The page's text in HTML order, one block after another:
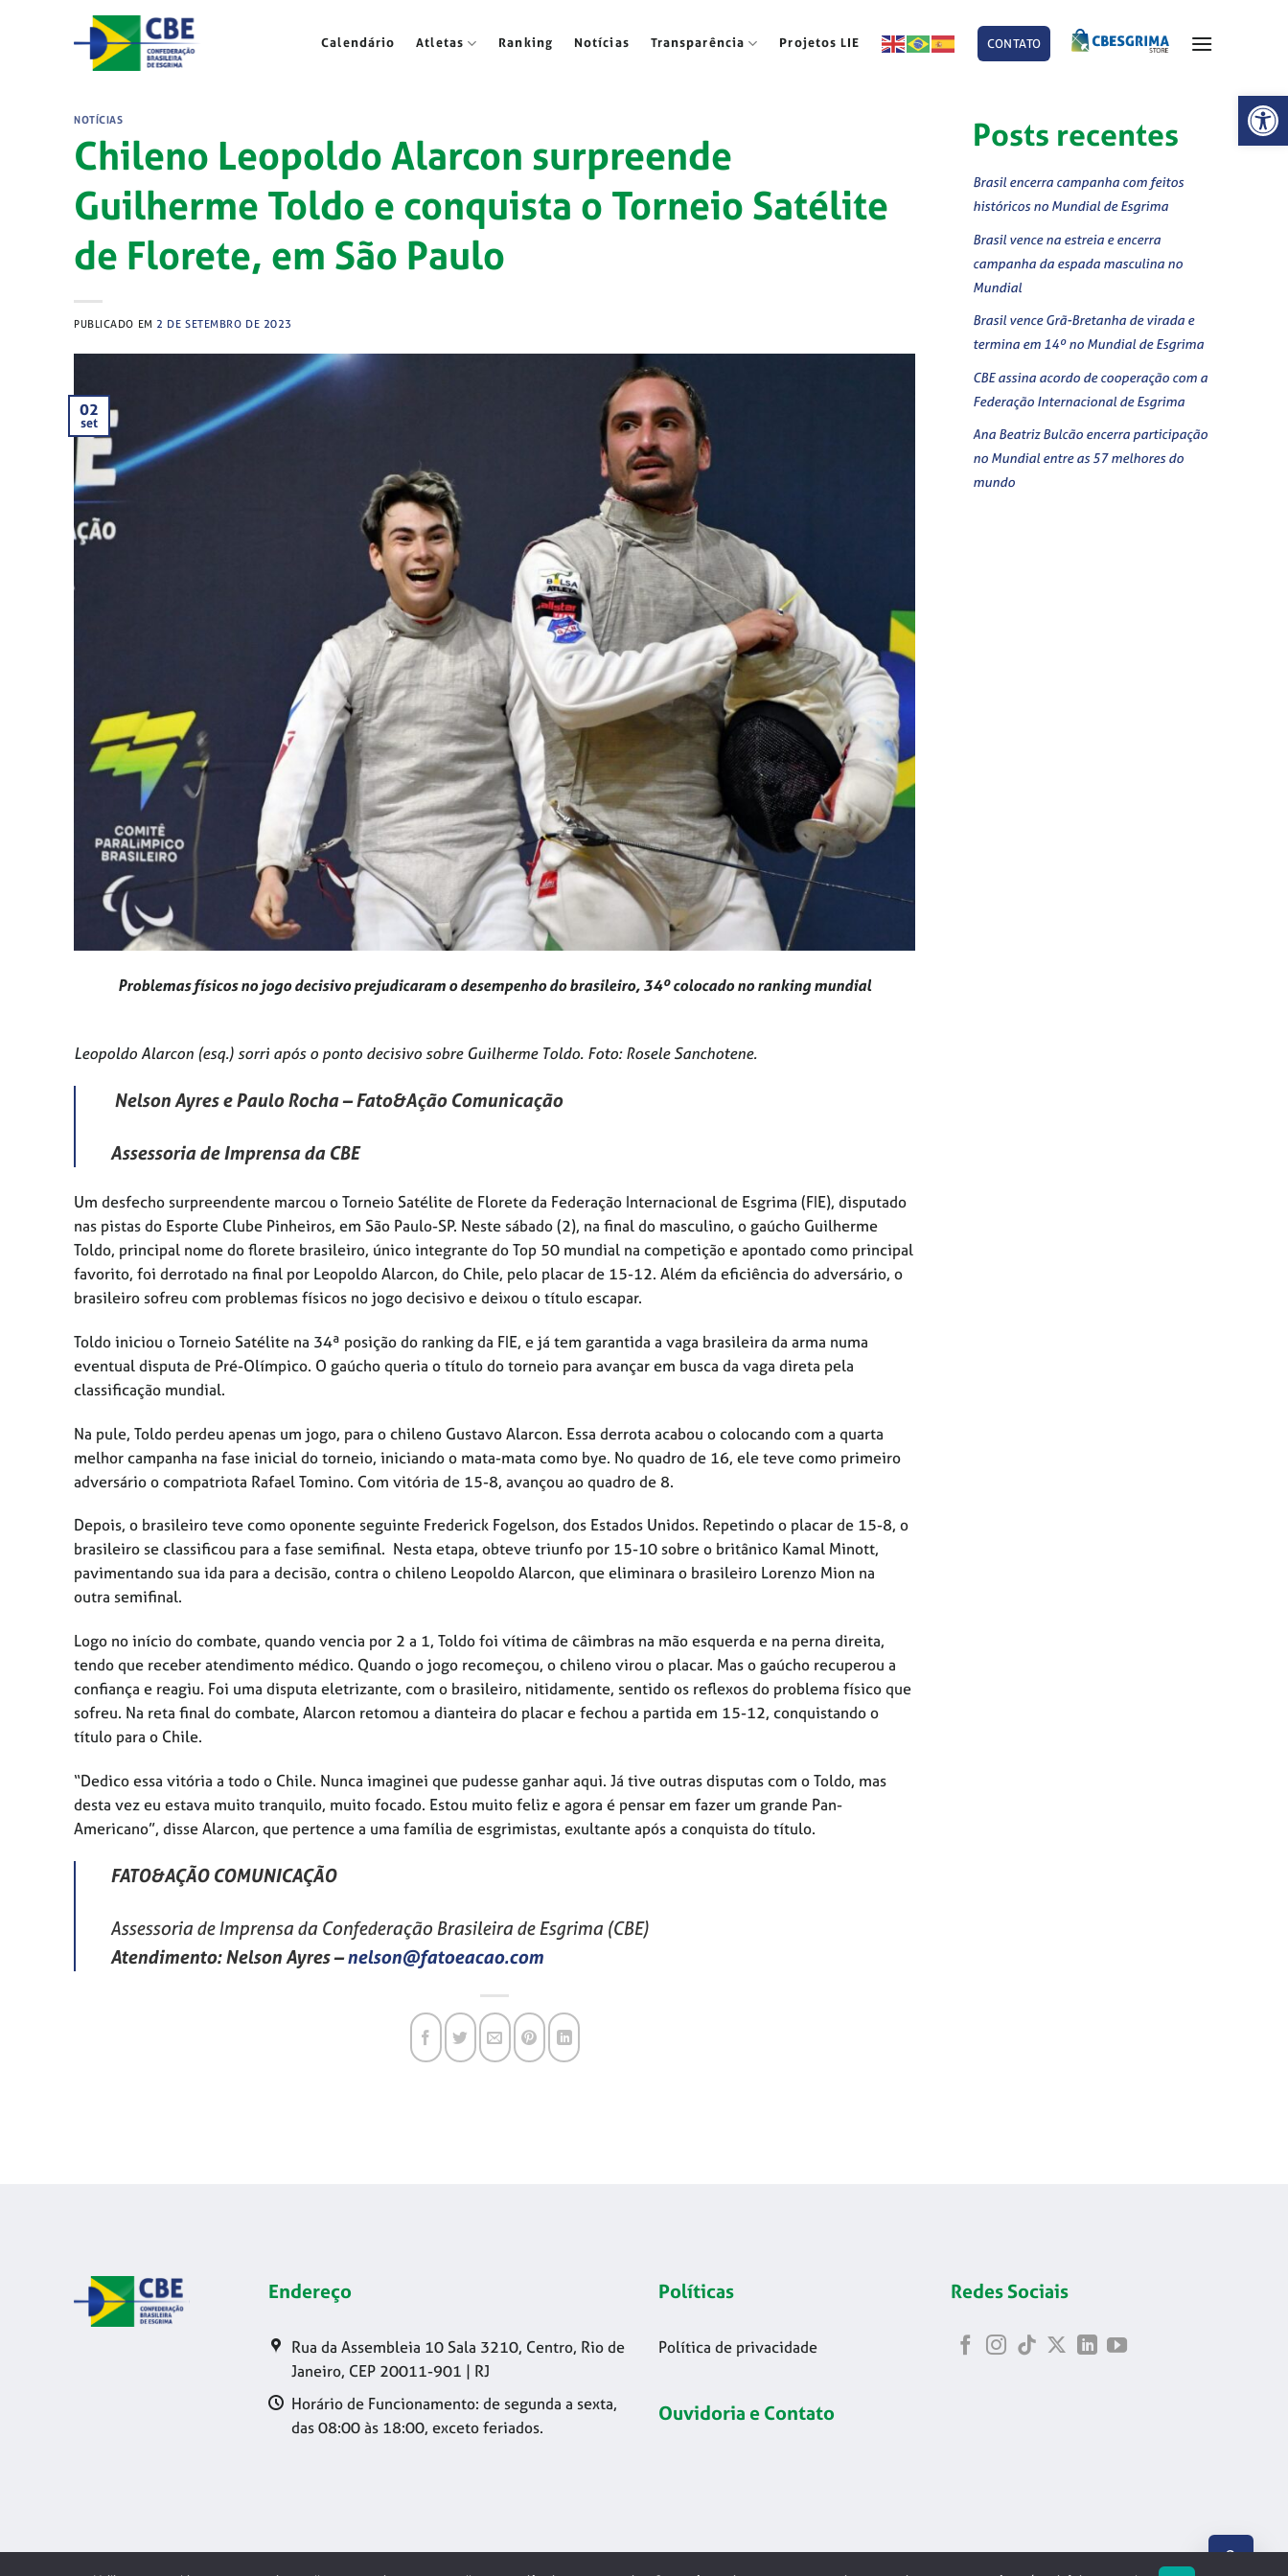
Abrir
Calendário Atletas Ranking Notícias Transparência Projetos LIE CONTATO
NOTÍCIAS
Chileno Leopoldo Alarcon surpreende
Guilherme Toldo e conquista o Torneio Satélite
de Florete, em São Paulo
PUBLICADO EM 2 DE SETEMBRO DE 2023
02
set
Problemas físicos no jogo decisivo prejudicaram o desempenho do brasileiro, 34º colocado no ranking mundial
Leopoldo Alarcon (esq.) sorri após o ponto decisivo sobre Guilherme Toldo. Foto: Rosele Sanchotene.
Nelson Ayres e Paulo Rocha – Fato&Ação Comunicação
Assessoria de Imprensa da CBE
Um desfecho surpreendente marcou o Torneio Satélite de Florete da Federação Internacional de Esgrima (FIE), disputado
nas pistas do Esporte Clube Pinheiros, em São Paulo-SP. Neste sábado (2), na final do masculino, o gaúcho Guilherme
Toldo, principal nome do florete brasileiro, único integrante do Top 50 mundial na competição e apontado como principal
favorito, foi derrotado na final por Leopoldo Alarcon, do Chile, pelo placar de 15-12. Além da eficiência do adversário, o
brasileiro sofreu com problemas físicos no jogo decisivo e deixou o título escapar.
Toldo iniciou o Torneio Satélite na 34ª posição do ranking da FIE, e já tem garantida a vaga brasileira da arma numa
eventual disputa de Pré-Olímpico. O gaúcho queria o título do torneio para avançar em busca da vaga direta pela
classificação mundial.
Na pule, Toldo perdeu apenas um jogo, para o chileno Gustavo Alarcon. Essa derrota acabou o colocando com a quarta
melhor campanha na fase inicial do torneio, iniciando o mata-mata como bye. No quadro de 16, ele teve como primeiro
adversário o compatriota Rafael Tomino. Com vitória de 15-8, avançou ao quadro de 8.
Depois, o brasileiro teve como oponente seguinte Frederick Fogelson, dos Estados Unidos. Repetindo o placar de 15-8, o
brasileiro se classificou para a fase semifinal. Nesta etapa, obteve triunfo por 15-10 sobre o britânico Kamal Minott,
pavimentando sua ida para a decisão, contra o chileno Leopoldo Alarcon, que eliminara o brasileiro Lorenzo Mion na
outra semifinal.
Logo no início do combate, quando vencia por 2 a 1, Toldo foi vítima de câimbras na mão esquerda e na perna direita,
tendo que receber atendimento médico. Quando o jogo recomeçou, o chileno virou o placar. Mas o gaúcho recuperou a
confiança e reagiu. Foi uma disputa eletrizante, com o brasileiro, nitidamente, sentido os reflexos do problema físico que
sofreu. Na reta final do combate, Alarcon retomou a dianteira do placar e fechou a partida em 15-12, conquistando o
título para o Chile.
“Dedico essa vitória a todo o Chile. Nunca imaginei que pudesse ganhar aqui. Já tive outras disputas com o Toldo, mas
desta vez eu estava muito tranquilo, muito focado. Estou muito feliz e agora é pensar em fazer um grande Pan-
Americano”, disse Alarcon, que pertence a uma família de esgrimistas, exultante após a conquista do título.
FATO&AÇÃO COMUNICAÇÃO
Assessoria de Imprensa da Confederação Brasileira de Esgrima (CBE)
Atendimento: Nelson Ayres–nelson@fatoeacao.com
Posts recentes
Brasil encerra campanha com feitos
históricos no Mundial de Esgrima
Brasil vence na estreia e encerra
campanha da espada masculina no
Mundial
Brasil vence Grã-Bretanha de virada e
termina em 14º no Mundial de Esgrima
CBE assina acordo de cooperação com a
Federação Internacional de Esgrima
Ana Beatriz Bulcão encerra participação
no Mundial entre as 57 melhores do
mundo
Endereço
Rua da Assembleia 10 Sala 3210, Centro, Rio de
Janeiro, CEP 20011-901 | RJ
Horário de Funcionamento: de segunda a sexta,
das 08:00 às 18:00, exceto feriados.
Políticas
Política de privacidade
Ouvidoria e Contato
Redes Sociais